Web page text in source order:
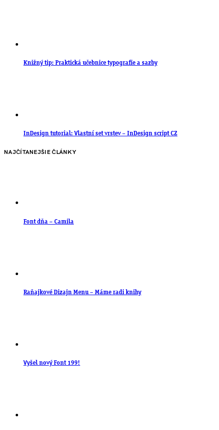
Knižný tip: Praktická učebnice typografie a sazby
InDesign tutorial: Vlastní set vrstev – InDesign script CZ
NAJČÍTANEJŠIE ČLÁNKY
Font dňa – Camila
Raňajkové Dizajn Menu – Máme radi knihy
Vyšel nový Font 199!